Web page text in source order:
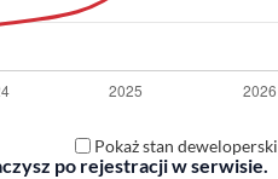
po rejestracji w serwisie.
Pokaż stan deweloperski